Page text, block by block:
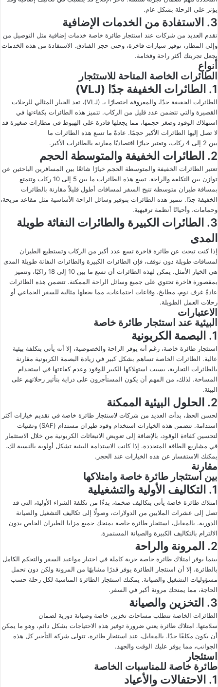
يؤثر على الرحلة بشكل عام.
3. الاستفادة من الخدمات الإضافية
تقدم العديد من شركات عند استئجار طائرة خاصة خدمات إضافية مثل التوصيل من
وإلى المطار، توفير سيارات فاخرة، وحتى حجز الفنادق. الاستفادة من هذه الخدمات
يجعل تجربتك أكثر راحة وفخامة.
أنواع
الطائرات الخاصة المتاحة للاستئجار
1. الطائرات الخفيفة جدًا (VLJ)
الطائرات الخفيفة جدًا، والمعروفة اختصارًا بـ (VLJ)، تعد الخيار المثالي للرحلات
القصيرة والتي تتضمن عدد قليل من الركاب. تتميز هذه الطائرات بكفاءتها في
استهلاك الوقود وصغر حجمها، مما يجعلها قادرة على الهبوط في مطارات صغيرة قد
لا تصل إليها الطائرات الأكبر حجمًا. عادةً ما تسع هذه الطائرات ما
بين 2 إلى 4 ركاب، وتعتبر خيارًا اقتصاديًا مقارنة بالطائرات الأكبر.
2. الطائرات الخفيفة والمتوسطة الحجم
تعتبر الطائرات الخفيفة والمتوسطة الحجم خيارًا شائعًا بين المسافرين الباحثين عن
توازن بين التكلفة والراحة. تسع هذه الطائرات ما بين 5 إلى 10 ركاب وتتمتع
بمسافة طيران متوسطة تتيح السفر لمسافات أطول قليلاً مقارنة بالطائرات
الخفيفة جدًا. تتميز هذه الطائرات بتوفير وسائل الراحة الأساسية مثل مقاعد مريحة،
وحمامات، وأحيانًا أنظمة ترفيهية.
3. الطائرات الكبيرة والطائرات النفاثة طويلة
المدى
إذا كنت تبحث عن طائرة فاخرة تسع عدد أكبر من الركاب وتستطيع الطيران
لمسافات طويلة دون توقف، فإن الطائرات الكبيرة والطائرات النفاثة طويلة المدى
هي الخيار الأمثل. يمكن لهذه الطائرات أن تسع ما بين 10 إلى 18 راكبًا، وتتميز
بمقصورة فاخرة تحتوي على جميع وسائل الراحة الممكنة. تتضمن هذه الطائرات
عادةً غرف نوم، مطابخ، وقاعات اجتماعات، مما يجعلها مثالية للسفر الجماعي أو
رحلات العمل الطويلة.
الاعتبارات
البيئية عند استئجار طائرة خاصة
1. البصمة الكربونية
استئجار طائرة خاصة، رغم أنه يوفر الراحة والخصوصية، إلا أنه يأتي بتكلفة بيئية
عالية. الطائرات الخاصة تساهم بشكل كبير في زيادة البصمة الكربونية مقارنة
بالطائرات التجارية، بسبب استهلاكها الكبير للوقود وعدم كفاءتها في استخدام
المساحة. لذلك، من المهم أن يكون المستأجرون على دراية بتأثير رحلاتهم على
البيئة.
2. الحلول البيئية الممكنة
لحسن الحظ، بدأت العديد من شركات لاستئجار طائرة خاصة في تقديم خيارات أكثر
استدامة. تتضمن هذه الخيارات استخدام وقود طيران مستدام (SAF) وتقنيات
لتحسين كفاءة الوقود، بالإضافة إلى تعويض الانبعاثات الكربونية من خلال الاستثمار
في مشاريع الطاقة المتجددة. إذا كانت الاستدامة البيئية تشكل أولوية بالنسبة لك،
يمكنك الاستفسار عن هذه الخيارات عند الحجز.
مقارنة
بين استئجار طائرة خاصة وامتلاكها
1. التكاليف الأولية والتشغيلية
امتلاك طائرة خاصة يأتي بتكاليف ضخمة، بدءًا من تكلفة الشراء الأولية، التي قد
تصل إلى عشرات الملايين من الدولارات، وصولًا إلى تكاليف التشغيل والصيانة
الدورية. بالمقابل، استئجار طائرة خاصة يمنحك جميع مزايا الطيران الخاص بدون
الالتزام بالتكاليف الكبيرة والصيانة المستمرة.
2. المرونة والراحة
بينما يوفر امتلاك طائرة خاصة حرية كاملة في اختيار مواعيد السفر والتحكم الكامل
بالطائرة، إلا أن استئجار الطائرة يوفر قدرًا مشابهًا من المرونة ولكن دون تحمل
مسؤوليات التشغيل والصيانة. يمكنك استئجار الطائرة المناسبة لكل رحلة حسب
الحاجة، مما يمنحك مرونة أكبر في السفر.
3. التخزين والصيانة
الطائرات الخاصة تتطلب مساحات تخزين خاصة وصيانة دورية لضمان
سلامتها. امتلاك طائرة يعني ضرورة توفير هذه الاحتياجات بشكل دائم، وهو ما يمكن
أن يكون مكلفًا جدًا. بالمقابل، عند استئجار طائرة، تتولى شركة التأجير كل هذه
الجوانب، مما يوفر عليك الوقت والجهد.
استئجار
طائرة خاصة للمناسبات الخاصة
1. الاحتفالات والأعياد